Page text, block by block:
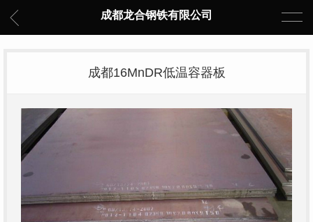
成都龙合钢铁有限公司
成都16MnDR低温容器板